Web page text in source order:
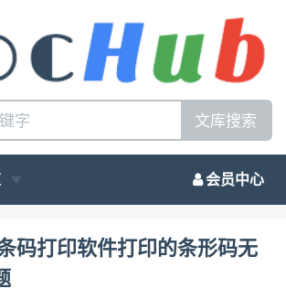
文库搜索
会员中心
软件打印的条形码无法扫描的问题
制作的条形码，用热敏打印机打印
模 糊且无法扫描，这个该怎么解
码打印软件打印的条形码无